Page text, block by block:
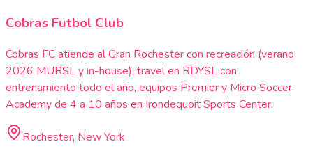
Cobras Futbol Club
Cobras FC atiende al Gran Rochester con recreación (verano
2026 MURSL y in-house), travel en RDYSL con
entrenamiento todo el año, equipos Premier y Micro Soccer
Academy de 4 a 10 años en Irondequoit Sports Center.
Rochester, New York